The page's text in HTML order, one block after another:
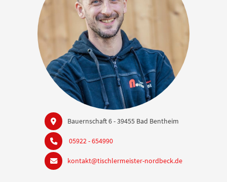
Bauernschaft 6 - 39455 Bad Bentheim
05922 - 654990
kontakt@tischlermeister-nordbeck.de